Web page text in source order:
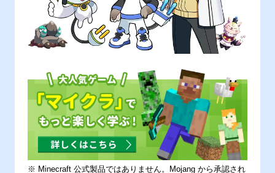
※ Minecraft 公式製品ではありません。Mojang から承認され